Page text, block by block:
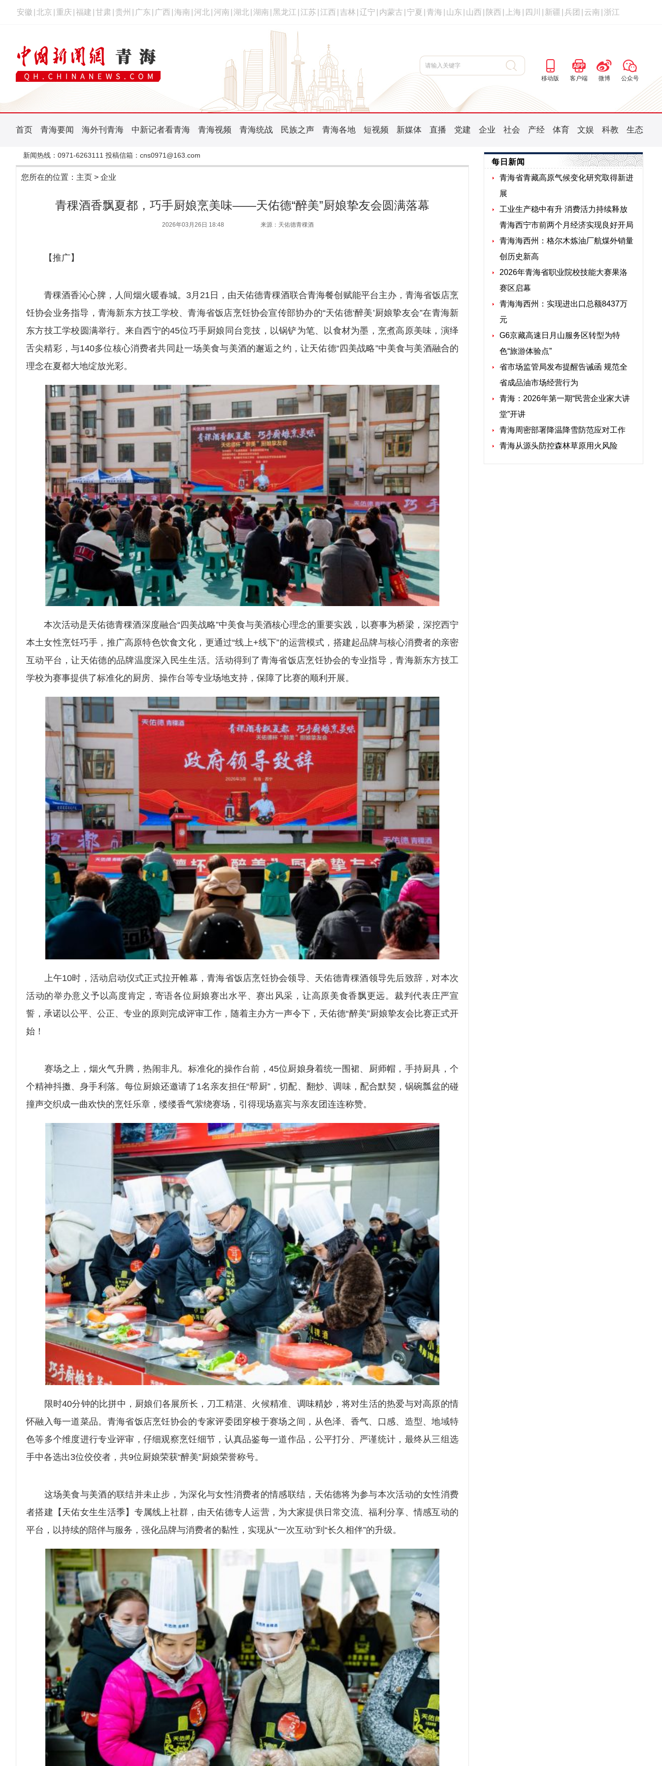
安徽 北京 重庆 福建 甘肃 贵州 广东 广西 海南 河北 河南 湖北 湖南 黑龙江 江苏 江西 吉林 辽宁 内蒙古 宁夏 青海 山东 山西 陕西 上海 四川 新疆 兵团 云南 浙江
移动版 客户端 微博 公众号
首页 青海要闻 海外刊青海 中新记者看青海 青海视频 青海统战 民族之声 青海各地 短视频 新媒体 直播 党建 企业 社会 产经 体育 文娱 科教 生态
新闻热线：0971-6263111 投稿信箱：cns0971@163.com
您所在的位置： 主页 > 企业
青稞酒香飘夏都，巧手厨娘烹美味——天佑德“醉美”厨娘挚友会圆满落幕
2026年03月26日 18:48 来源：天佑德青稞酒
【推广】
青稞酒香沁心脾，人间烟火暖春城。3月21日，由天佑德青稞酒联合青海餐创赋能平台主办，青海省饭店烹
饪协会业务指导，青海新东方技工学校、青海省饭店烹饪协会宣传部协办的“天佑德‘醉美’厨娘挚友会”在青海新
东方技工学校圆满举行。来自西宁的45位巧手厨娘同台竞技，以锅铲为笔、以食材为墨，烹煮高原美味，演绎
舌尖精彩，与140多位核心消费者共同赴一场美食与美酒的邂逅之约，让天佑德“四美战略”中美食与美酒融合的
理念在夏都大地绽放光彩。
本次活动是天佑德青稞酒深度融合“四美战略”中美食与美酒核心理念的重要实践，以赛事为桥梁，深挖西宁
本土女性烹饪巧手，推广高原特色饮食文化，更通过“线上+线下”的运营模式，搭建起品牌与核心消费者的亲密
互动平台，让天佑德的品牌温度深入民生生活。活动得到了青海省饭店烹饪协会的专业指导，青海新东方技工
学校为赛事提供了标准化的厨房、操作台等专业场地支持，保障了比赛的顺利开展。
上午10时，活动启动仪式正式拉开帷幕，青海省饭店烹饪协会领导、天佑德青稞酒领导先后致辞，对本次
活动的举办意义予以高度肯定，寄语各位厨娘赛出水平、赛出风采，让高原美食香飘更远。裁判代表庄严宣
誓，承诺以公平、公正、专业的原则完成评审工作，随着主办方一声令下，天佑德“醉美”厨娘挚友会比赛正式开
始！
赛场之上，烟火气升腾，热闹非凡。标准化的操作台前，45位厨娘身着统一围裙、厨师帽，手持厨具，个
个精神抖擞、身手利落。每位厨娘还邀请了1名亲友担任“帮厨”，切配、翻炒、调味，配合默契，锅碗瓢盆的碰
撞声交织成一曲欢快的烹饪乐章，缕缕香气萦绕赛场，引得现场嘉宾与亲友团连连称赞。
限时40分钟的比拼中，厨娘们各展所长，刀工精湛、火候精准、调味精妙，将对生活的热爱与对高原的情
怀融入每一道菜品。青海省饭店烹饪协会的专家评委团穿梭于赛场之间，从色泽、香气、口感、造型、地域特
色等多个维度进行专业评审，仔细观察烹饪细节，认真品鉴每一道作品，公平打分、严谨统计，最终从三组选
手中各选出3位佼佼者，共9位厨娘荣获“醉美”厨娘荣誉称号。
这场美食与美酒的联结并未止步，为深化与女性消费者的情感联结，天佑德将为参与本次活动的女性消费
者搭建【天佑女生生活季】专属线上社群，由天佑德专人运营，为大家提供日常交流、福利分享、情感互动的
平台，以持续的陪伴与服务，强化品牌与消费者的黏性，实现从“一次互动”到“长久相伴”的升级。
每日新闻
青海省青藏高原气候变化研究取得新进
展
工业生产稳中有升 消费活力持续释放
青海西宁市前两个月经济实现良好开局
青海海西州：格尔木炼油厂航煤外销量
创历史新高
2026年青海省职业院校技能大赛果洛
赛区启幕
青海海西州：实现进出口总额8437万
元
G6京藏高速日月山服务区转型为特
色“旅游体验点”
省市场监管局发布提醒告诫函 规范全
省成品油市场经营行为
青海：2026年第一期“民营企业家大讲
堂”开讲
青海周密部署降温降雪防范应对工作
青海从源头防控森林草原用火风险